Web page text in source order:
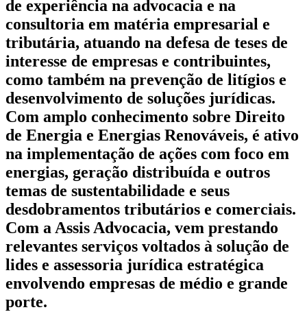
de experiência na advocacia e na
consultoria em matéria empresarial e
tributária, atuando na defesa de teses de
interesse de empresas e contribuintes,
como também na prevenção de litígios e
desenvolvimento de soluções jurídicas.
Com amplo conhecimento sobre Direito
de Energia e Energias Renováveis, é ativo
na implementação de ações com foco em
energias, geração distribuída e outros
temas de sustentabilidade e seus
desdobramentos tributários e comerciais.
Com a Assis Advocacia, vem prestando
relevantes serviços voltados à solução de
lides e assessoria jurídica estratégica
envolvendo empresas de médio e grande
porte.